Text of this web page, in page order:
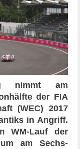
nimmt am
der FIA
(WEC) 2017
in Angriff.
WM-Lauf der
am Sechs-